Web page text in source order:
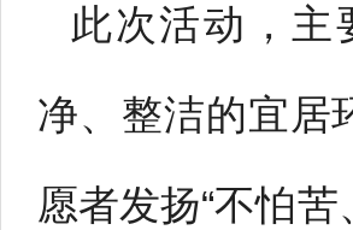
此次活动，主
净、整洁的宜居
愿者发扬“不怕